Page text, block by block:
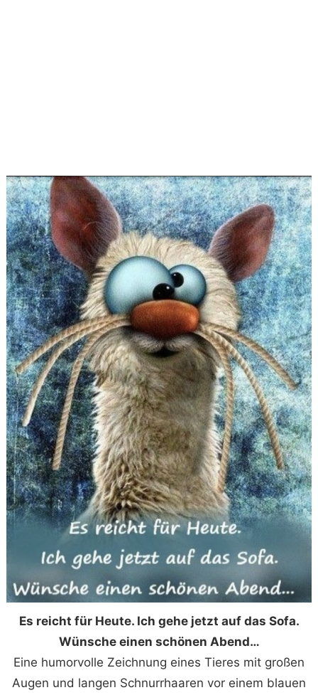
Es reicht für Heute. Ich gehe jetzt auf das Sofa.
Wünsche einen schönen Abend…
Eine humorvolle Zeichnung eines Tieres mit großen
Augen und langen Schnurrhaaren vor einem blauen